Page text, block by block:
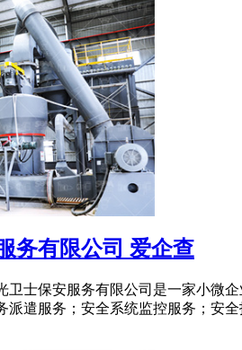
务有限公司 爱企查
卫士保安服务有限公司是一家小微
派遣服务；安全系统监控服务；安